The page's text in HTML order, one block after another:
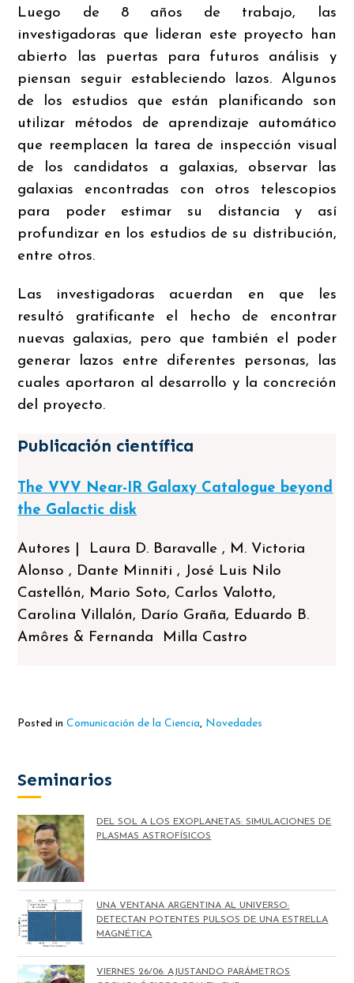
Luego de 8 años de trabajo, las
investigadoras que lideran este proyecto han
abierto las puertas para futuros análisis y
piensan seguir estableciendo lazos. Algunos
de los estudios que están planificando son
utilizar métodos de aprendizaje automático
que reemplacen la tarea de inspección visual
de los candidatos a galaxias, observar las
galaxias encontradas con otros telescopios
para poder estimar su distancia y así
profundizar en los estudios de su distribución,
entre otros.
Las investigadoras acuerdan en que les
resultó gratificante el hecho de encontrar
nuevas galaxias, pero que también el poder
generar lazos entre diferentes personas, las
cuales aportaron al desarrollo y la concreción
del proyecto.
Publicación científica
The VVV Near-IR Galaxy Catalogue beyond
the Galactic disk
Autores | Laura D. Baravalle , M. Victoria
Alonso , Dante Minniti , José Luis Nilo
Castellón, Mario Soto, Carlos Valotto,
Carolina Villalón, Darío Graña, Eduardo B.
Amôres & Fernanda Milla Castro
Posted inComunicación de la Ciencia, Novedades
Seminarios
DEL SOL A LOS EXOPLANETAS: SIMULACIONES DE
PLASMAS ASTROFÍSICOS
UNA VENTANA ARGENTINA AL UNIVERSO:
DETECTAN POTENTES PULSOS DE UNA ESTRELLA
MAGNÉTICA
VIERNES 26/06: AJUSTANDO PARÁMETROS